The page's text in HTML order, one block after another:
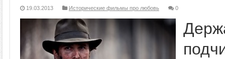
19.03.2013 Исторические фильмы про любовь 0